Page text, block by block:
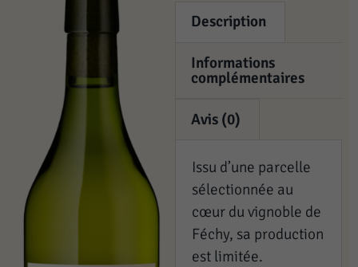
Description
Informations
complémentaires
Avis (0)
Issu d’une parcelle
sélectionnée au
cœur du vignoble de
Féchy, sa production
est limitée.